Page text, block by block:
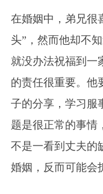
在婚姻中，弟兄很
头”，然而他却不
就没办法祝福到一
的责任很重要。他
子的分享，学习服
题是很正常的事情
不是一看到丈夫的
婚姻，反而可能会